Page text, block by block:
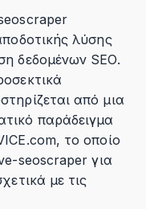
λύσης
δεδομένων SEO.
από μια
παράδειγμα
το οποίο
seoscraper για
με τις